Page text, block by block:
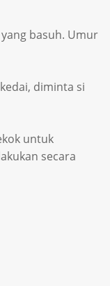
basuh. Umur
diminta si
untuk
secara